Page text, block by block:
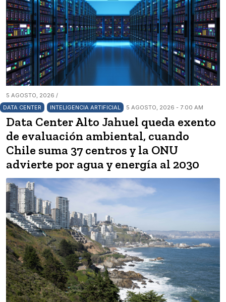
5 AGOSTO, 2026 /
DATA CENTER
INTELIGENCIA ARTIFICIAL 5 AGOSTO, 2026 - 7:00 AM
Data Center Alto Jahuel queda exento
de evaluación ambiental, cuando
Chile suma 37 centros y la ONU
advierte por agua y energía al 2030